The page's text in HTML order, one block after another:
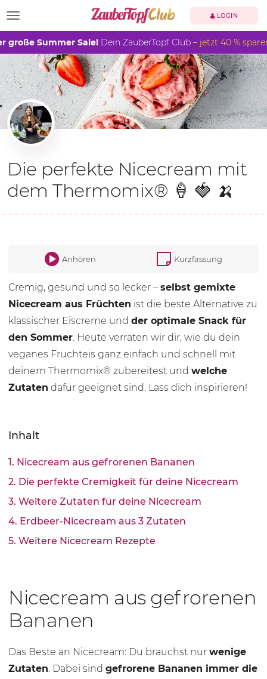
TOGGLE NAVIGATION LOGIN
große Summer Sale! Dein ZauberTopf Club – jetzt 40 %
Die perfekte Nicecream mit
dem Thermomix® 🍦 🍓 🍌
Anhören Kurzfassung
Cremig, gesund und so lecker – selbst gemixte
Nicecream aus Früchten ist die beste Alternative zu
klassischer Eiscreme und der optimale Snack für
den Sommer. Heute verraten wir dir, wie du dein
veganes Fruchteis ganz einfach und schnell mit
deinem Thermomix® zubereitest und welche
Zutaten dafür geeignet sind. Lass dich inspirieren!
Inhalt
1. Nicecream aus gefrorenen Bananen
2. Die perfekte Cremigkeit für deine Nicecream
3. Weitere Zutaten für deine Nicecream
4. Erdbeer-Nicecream aus 3 Zutaten
5. Weitere Nicecream Rezepte
Nicecream aus gefrorenen
Bananen
Das Beste an Nicecream: Du brauchst nur wenige
Zutaten. Dabei sind gefrorene Bananen immer die